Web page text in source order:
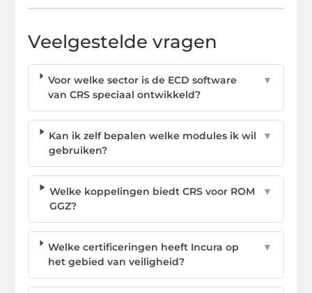
Veelgestelde vragen
Voor welke sector is de ECD software
van CRS speciaal ontwikkeld?
▼
Kan ik zelf bepalen welke modules ik wil
gebruiken?
▼
Welke koppelingen biedt CRS voor ROM
GGZ?
▼
Welke certificeringen heeft Incura op
het gebied van veiligheid?
▼